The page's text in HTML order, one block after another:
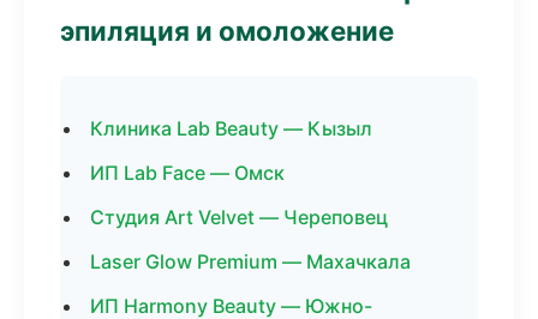
эпиляция и омоложение
Клиника Lab Beauty — Кызыл
ИП Lab Face — Омск
Студия Art Velvet — Череповец
Laser Glow Premium — Махачкала
ИП Harmony Beauty — Южно-